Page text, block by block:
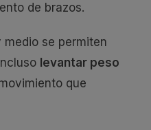
de brazos.
medio se permiten
levantar peso
que